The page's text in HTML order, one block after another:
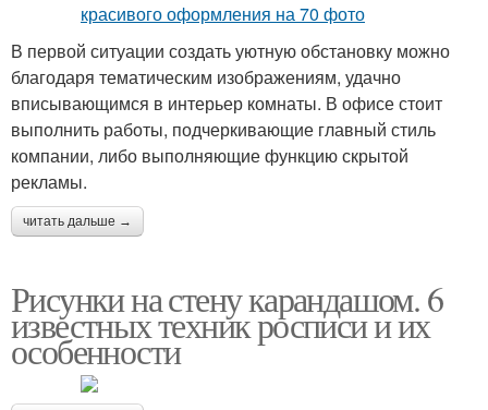
В первой ситуации создать уютную обстановку можно
благодаря тематическим изображениям, удачно
вписывающимся в интерьер комнаты. В офисе стоит
выполнить работы, подчеркивающие главный стиль
компании, либо выполняющие функцию скрытой
рекламы.
читать дальше →
Рисунки на стену карандашом. 6
известных техник росписи и их
особенности